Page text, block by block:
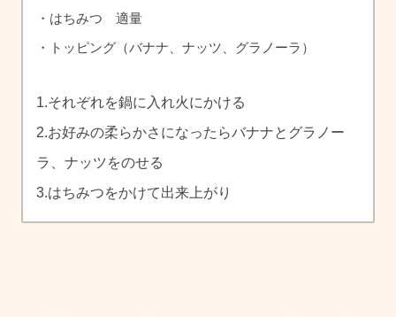
・はちみつ 適量
・トッピング（バナナ、ナッツ、グラノーラ）
1.それぞれを鍋に入れ火にかける
2.お好みの柔らかさになったらバナナとグラノー
ラ、ナッツをのせる
3.はちみつをかけて出来上がり